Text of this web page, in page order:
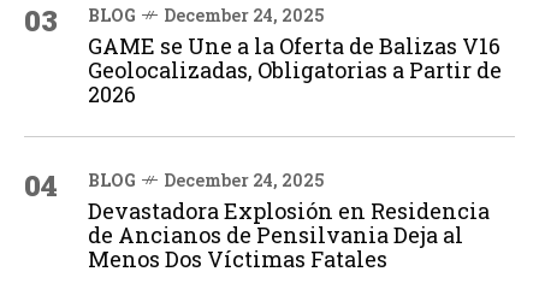
03 BLOG December 24, 2025
GAME se Une a la Oferta de Balizas V16
Geolocalizadas, Obligatorias a Partir de
2026
04 BLOG December 24, 2025
Devastadora Explosión en Residencia
de Ancianos de Pensilvania Deja al
Menos Dos Víctimas Fatales